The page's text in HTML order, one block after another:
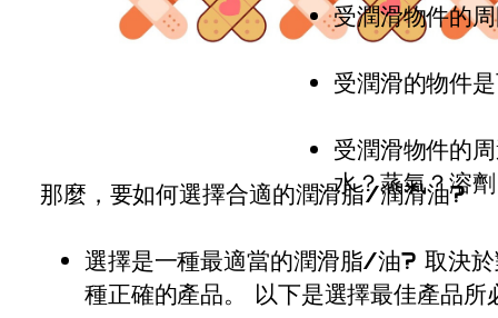
那麼，要如何選擇合適的潤滑脂/潤滑油?
選擇是一種最適當的潤滑脂/油? 取決
種正確的產品。 以下是選擇最佳產品所
受潤滑物件的
受潤滑的物件
受潤滑物件的
水？蒸氣？溶